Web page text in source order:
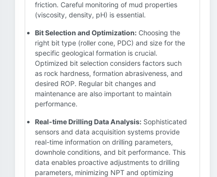
friction. Careful monitoring of mud properties
(viscosity, density, pH) is essential.
Bit Selection and Optimization: Choosing the
right bit type (roller cone, PDC) and size for the
specific geological formation is crucial.
Optimized bit selection considers factors such
as rock hardness, formation abrasiveness, and
desired ROP. Regular bit changes and
maintenance are also important to maintain
performance.
Real-time Drilling Data Analysis: Sophisticated
sensors and data acquisition systems provide
real-time information on drilling parameters,
downhole conditions, and bit performance. This
data enables proactive adjustments to drilling
parameters, minimizing NPT and optimizing